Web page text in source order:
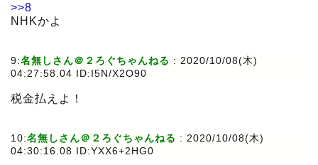
>>8
NHKかよ
9:名無しさん＠２ろぐちゃんねる : 2020/10/08(木)
04:27:58.04 ID:I5N/X2O90
税金払えよ！
10:名無しさん＠２ろぐちゃんねる : 2020/10/08(木)
04:30:16.08 ID:YXX6+2HG0